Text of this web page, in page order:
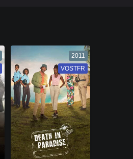
2011
VF
VOSTFR